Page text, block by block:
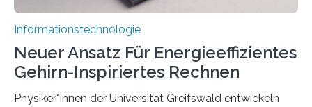
Informationstechnologie
Neuer Ansatz Für Energieeffizientes
Gehirn-Inspiriertes Rechnen
Physiker*innen der Universität Greifswald entwickeln